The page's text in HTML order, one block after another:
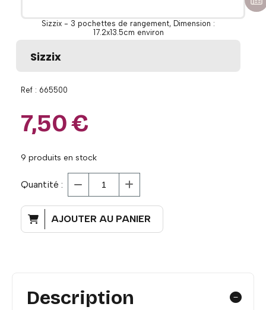
Sizzix - 3 pochettes de rangement, Dimension :
17.2x13.5cm environ
Sizzix
Ref : 665500
7,50€
9 produits en stock
Quantité :
AJOUTER AU PANIER
Description